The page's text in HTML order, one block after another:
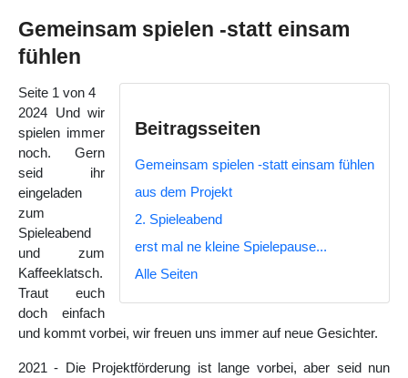
Gemeinsam spielen -statt einsam
fühlen
Beitragsseiten
Gemeinsam spielen -statt einsam fühlen
aus dem Projekt
2. Spieleabend
erst mal ne kleine Spielepause...
Alle Seiten
Seite 1 von 4
2024 Und wir
spielen immer
noch. Gern
seid ihr
eingeladen
zum
Spieleabend
und zum
Kaffeeklatsch.
Traut euch
doch einfach
und kommt vorbei, wir freuen uns immer auf neue Gesichter.
2021 - Die Projektförderung ist lange vorbei, aber seid nun